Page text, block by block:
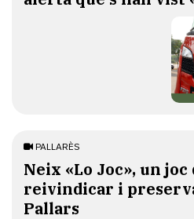
PALLARÈS
​Neix «Lo Joc», un
reivindicar i
Pallars